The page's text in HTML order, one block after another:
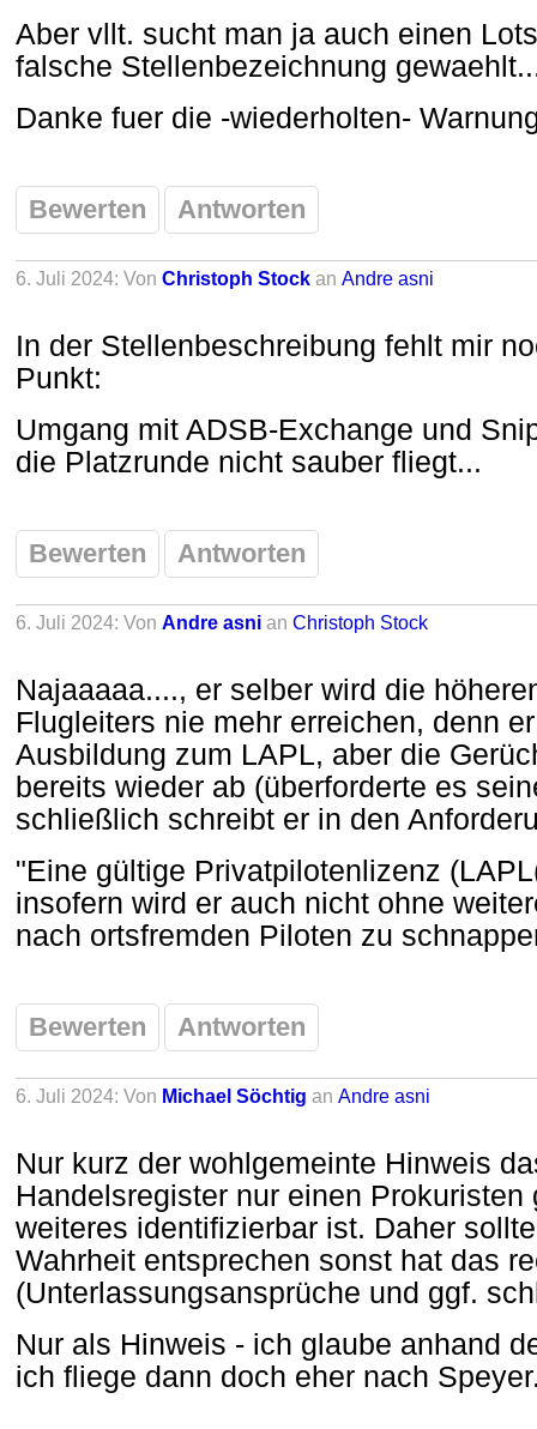
Aber vllt. sucht man ja auch einen
falsche Stellenbezeichnung
Danke fuer die -wiederholten-
Bewerten Antworten
6. Juli 2024: Von Christoph Stock an Andre asni
In der Stellenbeschreibung fehlt mir
Punkt:
Umgang mit ADSB-Exchange und
die Platzrunde nicht sauber fliegt...
Bewerten Antworten
6. Juli 2024: Von Andre asni an Christoph Stock
Najaaaaa...., er selber wird die
Flugleiters nie mehr erreichen, denn
Ausbildung zum LAPL, aber die
bereits wieder ab (überforderte es
schließlich schreibt er in den
"Eine gültige Privatpilotenlizenz
insofern wird er auch nicht ohne
nach ortsfremden Piloten zu
Bewerten Antworten
6. Juli 2024: Von Michael Söchtig an Andre asni
Nur kurz der wohlgemeinte Hinweis
Handelsregister nur einen Prokuristen
weiteres identifizierbar ist. Daher
Wahrheit entsprechen sonst hat das
(Unterlassungsansprüche und ggf.
Nur als Hinweis - ich glaube anhand
ich fliege dann doch eher nach